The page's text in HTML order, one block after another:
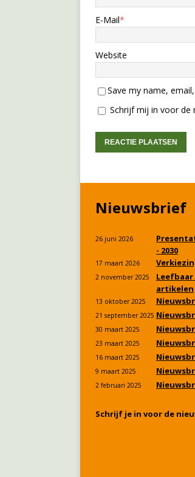
E-Mail*
Website
Save my name,
Schrijf mij in voor de
Nieuwsbrief
26 juni 2026
- 2030
17 maart 2026
2 november 2025
Leefbaar
artikelen
13 oktober 2025
21 september 2025
30 maart 2025
23 maart 2025
16 maart 2025
9 maart 2025
2 februari 2025
Schrijf je in voor de